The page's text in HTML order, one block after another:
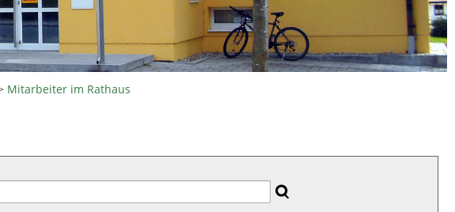
Mitarbeiter im Rathaus